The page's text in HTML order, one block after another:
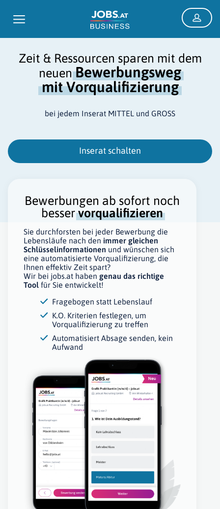
Zeit & Ressourcen sparen mit dem
neuenBewerbungsweg
mit Vorqualifizierung
bei jedem Inserat MITTEL und GROSS
Inserat schalten
Bewerbungen ab sofort noch
besservorqualifizieren
Sie durchforsten bei jeder Bewerbung die
Lebensläufe nach den immer gleichen
Schlüsselinformationen und wünschen sich
eine automatisierte Vorqualifizierung, die
Ihnen effektiv Zeit spart?
Wir bei jobs.at haben genau das richtige
Tool für Sie entwickelt!
Fragebogen statt Lebenslauf
K.O. Kriterien festlegen, um
Vorqualifizierung zu treffen
Automatisiert Absage senden, kein
Aufwand